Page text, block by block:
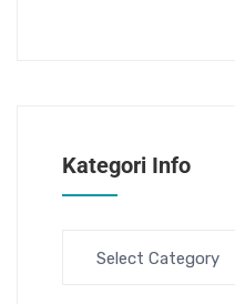
Kategori Info